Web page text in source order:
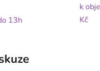
13h
k
Kč